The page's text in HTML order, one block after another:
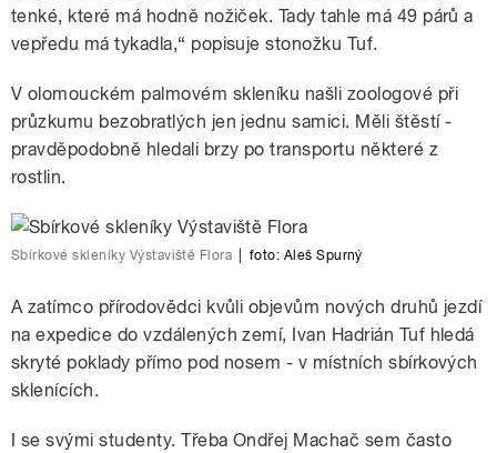
tenké, které má hodně nožiček. Tady tahle má 49 párů a
vepředu má tykadla,“ popisuje stonožku Tuf.
V olomouckém palmovém skleníku našli zoologové při
průzkumu bezobratlých jen jednu samici. Měli štěstí -
pravděpodobně hledali brzy po transportu některé z
rostlin.
Sbírkové skleníky Výstaviště Flora foto: Aleš Spurný
A zatímco přírodovědci kvůli objevům nových druhů jezdí
na expedice do vzdálených zemí, Ivan Hadrián Tuf hledá
skryté poklady přímo pod nosem - v místních sbírkových
sklenících.
I se svými studenty. Třeba Ondřej Machač sem často